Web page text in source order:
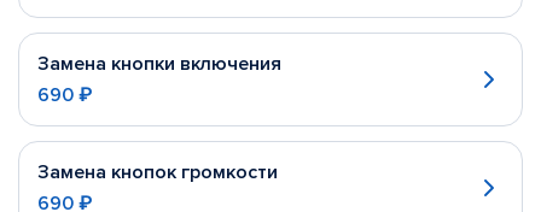
Замена кнопки включения
690 ₽
Замена кнопок громкости
690 ₽